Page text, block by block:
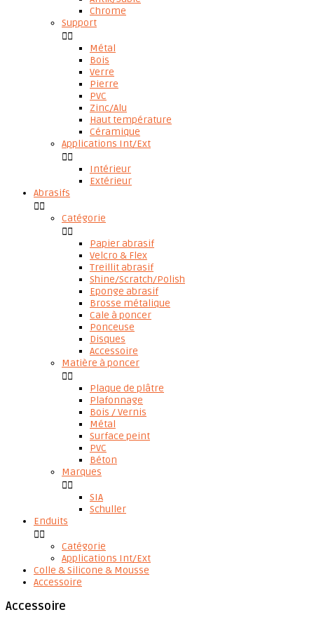
Chrome
Support

Métal
Bois
Verre
Pierre
PVC
Zinc/Alu
Haut température
Céramique
Applications Int/Ext

Intérieur
Extérieur
Abrasifs

Catégorie

Papier abrasif
Velcro & Flex
Treillit abrasif
Shine/Scratch/Polish
Eponge abrasif
Brosse métalique
Cale à poncer
Ponceuse
Disques
Accessoire
Matière à poncer

Plaque de plâtre
Plafonnage
Bois / Vernis
Métal
Surface peint
PVC
Béton
Marques

SIA
Schuller
Enduits

Catégorie
Applications Int/Ext
Colle & Silicone & Mousse
Accessoire
Accessoire